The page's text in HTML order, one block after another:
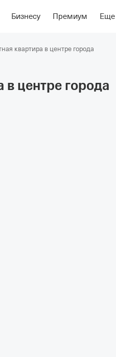
Бизнесу Премиум Еще
НомераОтзывыОриентиры Об отеле
квартира в центре города
в центре города